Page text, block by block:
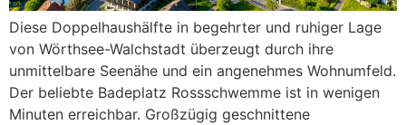
Diese Doppelhaushälfte in begehrter und ruhiger Lage
von Wörthsee-Walchstadt überzeugt durch ihre
unmittelbare Seenähe und ein angenehmes Wohnumfeld.
Der beliebte Badeplatz Rossschwemme ist in wenigen
Minuten erreichbar. Großzügig geschnittene